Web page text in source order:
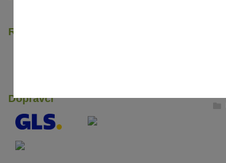
Rychlé online platby
Dopravci